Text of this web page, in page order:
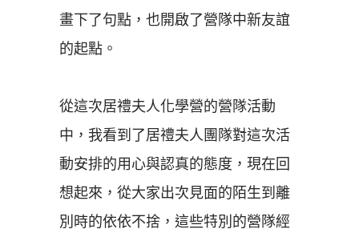
畫下了句點，也開啟了營隊中新友誼
的起點。
從這次居禮夫人化學營的營隊活動
中，我看到了居禮夫人團隊對這次活
動安排的用心與認真的態度，現在回
想起來，從大家出次見面的陌生到離
別時的依依不捨，這些特別的營隊經